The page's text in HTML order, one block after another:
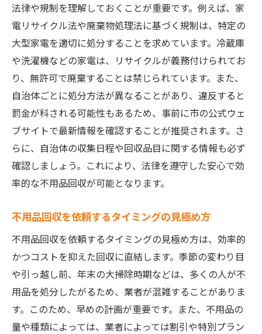
無料見積もりを活用する利点
不用品回収で生活空間をスッキリさせるメリッ
ト
心地よい住環境を手に入れる方法
ストレスを軽減する不用品処分術
生活の質を向上させるための整理法
家族の安全を確保するためのポイント
引越し前後でのスムーズな対応方法
不用品回収後の空間利用アイデア
宇都宮市の住民として果たすべき社会的責任と
地域社会への貢献としての不用品回収
地元コミュニティとの協力の重要性
持続可能な開発目標と日常生活の関連
環境保全活動に参加する方法
地域イベントでの不用品回収の役割
子供たちへの環境教育の実践法
法律や規制を理解しておくことが重要です。例えば、家
電リサイクル法や廃棄物処理法に基づく規制は、特定の
大型家電を適切に処分することを求めています。冷蔵庫
や洗濯機などの家電は、リサイクルが義務付けられてお
り、無許可で廃棄することは禁じられています。また、
自治体ごとに処分方法が異なることがあり、違反すると
罰金が科される可能性もあるため、事前に市の公式ウェ
ブサイトで最新情報を確認することが推奨されます。さ
らに、自治体の収集日程や回収品目に関する情報も必ず
確認しましょう。これにより、法律を遵守した安心で効
率的な不用品回収が可能となります。
不用品回収を依頼するタイミングの見極め方
不用品回収を依頼するタイミングの見極め方は、効率的
かつコストを抑えた回収に直結します。季節の変わり目
や引っ越し前、年末の大掃除時期などは、多くの人が不
用品を処分したがるため、業者が混雑することがありま
す。このため、早めの計画が重要です。また、不用品の
量や種類によっては、業者によっては割引や特別プラン